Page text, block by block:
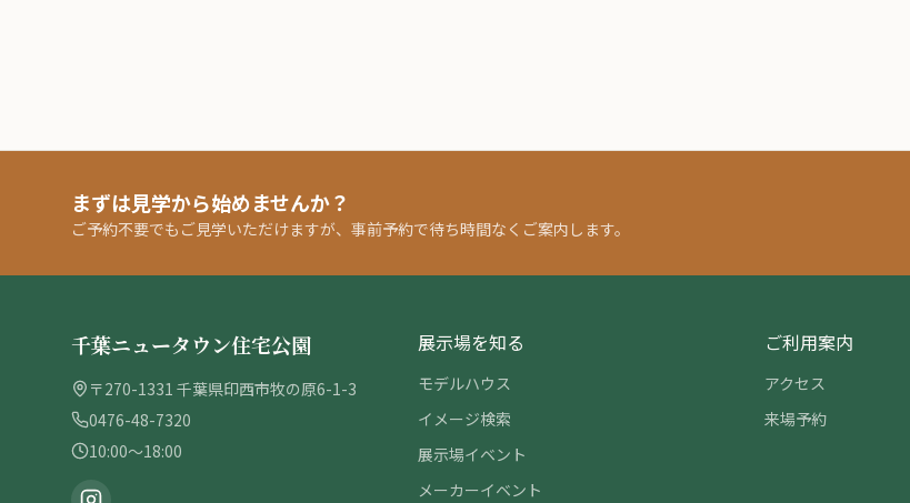
まずは見学から始めませんか？
ご予約不要でもご見学いただけますが、事前予約で待ち時間なくご案内します。
千葉ニュータウン住宅公園
〒270-1331 千葉県印西市牧の原6-1-3
0476-48-7320
10:00〜18:00
展示場を知る
モデルハウス
イメージ検索
展示場イベント
メーカーイベント
ご利用案内
アクセス
来場予約